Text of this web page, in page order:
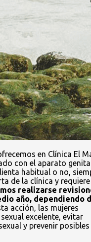
en Clínica El
con el aparato
habitual o no,
de la clínica y
realizarse
año, dependiendo
acción, las mujeres
excelente, evitar
y prevenir posibles